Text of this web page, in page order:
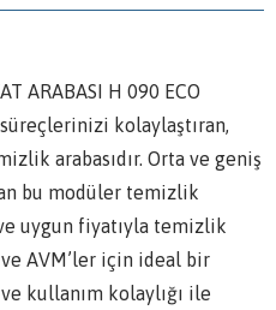
ARABASI H 090 ECO
kolaylaştıran,
arabasıdır. Orta ve geniş
bu modüler temizlik
uygun fiyatıyla temizlik
AVM’ler için ideal bir
kullanım kolaylığı ile